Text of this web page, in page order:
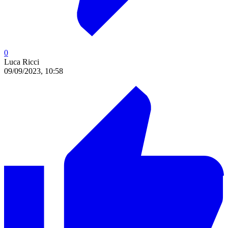
0
Luca Ricci
09/09/2023, 10:58